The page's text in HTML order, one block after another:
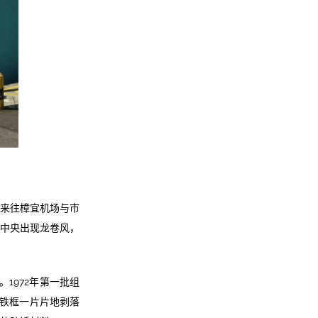
往樟宜机场与市
央出现龙卷风，
1972年第一批组
框一片片地剥落